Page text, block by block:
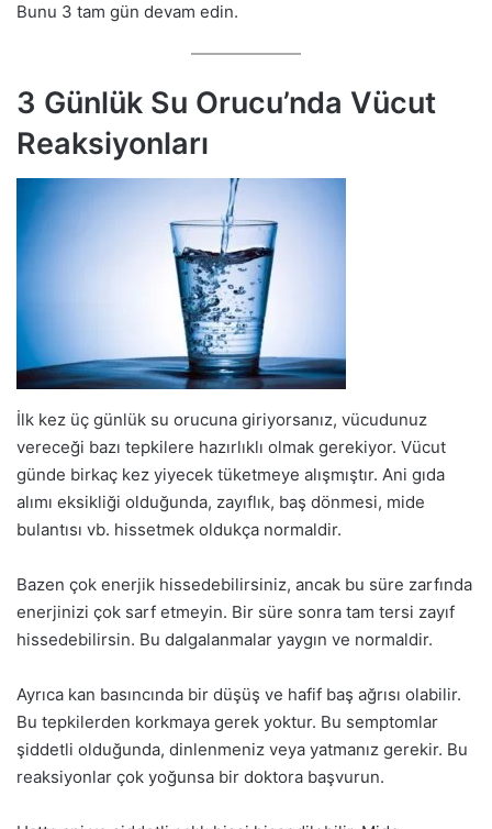
Bunu 3 tam gün devam edin.
3 Günlük Su Orucu’nda Vücut
Reaksiyonları
İlk kez üç günlük su orucuna giriyorsanız, vücudunuz
vereceği bazı tepkilere hazırlıklı olmak gerekiyor. Vücut
günde birkaç kez yiyecek tüketmeye alışmıştır. Ani gıda
alımı eksikliği olduğunda, zayıflık, baş dönmesi, mide
bulantısı vb. hissetmek oldukça normaldir.
Bazen çok enerjik hissedebilirsiniz, ancak bu süre zarfında
enerjinizi çok sarf etmeyin. Bir süre sonra tam tersi zayıf
hissedebilirsin. Bu dalgalanmalar yaygın ve normaldir.
Ayrıca kan basıncında bir düşüş ve hafif baş ağrısı olabilir.
Bu tepkilerden korkmaya gerek yoktur. Bu semptomlar
şiddetli olduğunda, dinlenmeniz veya yatmanız gerekir. Bu
reaksiyonlar çok yoğunsa bir doktora başvurun.